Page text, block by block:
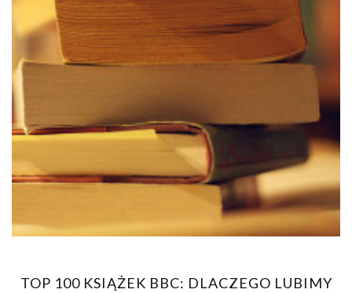
TOP 100 KSIĄŻEK BBC: DLACZEGO LUBIMY